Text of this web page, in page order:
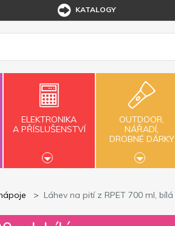
KATALOGY
ELEKTRONIKA
A PŘÍSLUŠENSTVÍ
OUTDOOR,
NÁŘADÍ,
DROBNÉ DÁRKY
Láhev na pití z RPET 700 ml, bílá